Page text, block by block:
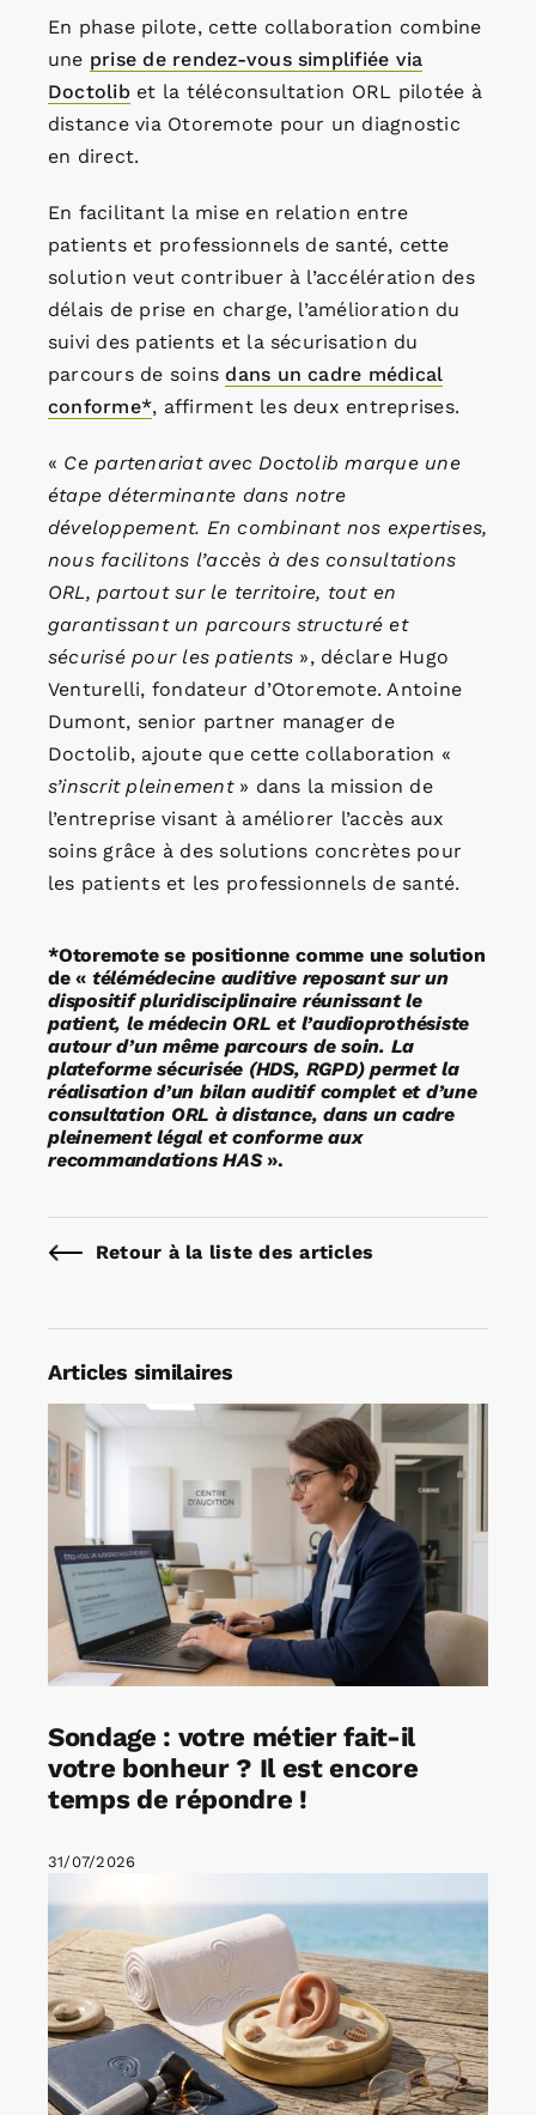
En phase pilote, cette collaboration combine
une prise de rendez-vous simplifiée via
Doctolibet la téléconsultation ORL pilotée à
distance via Otoremote pour un diagnostic
en direct.
En facilitant la mise en relation entre
patients et professionnels de santé, cette
solution veut contribuer à l’accélération des
délais de prise en charge, l’amélioration du
suivi des patients et la sécurisation du
parcours de soins dans un cadre médical
conforme*, affirment les deux entreprises.
« Ce partenariat avec Doctolib marque une
étape déterminante dans notre
développement. En combinant nos expertises,
nous facilitons l’accès à des consultations
ORL, partout sur le territoire, tout en
garantissant un parcours structuré et
sécurisé pour les patients », déclare Hugo
Venturelli, fondateur d’Otoremote. Antoine
Dumont, senior partner manager de
Doctolib, ajoute que cette collaboration «
s’inscrit pleinement» dans la mission de
l’entreprise visant à améliorer l’accès aux
soins grâce à des solutions concrètes pour
les patients et les professionnels de santé.
*Otoremote se positionne comme une solution
de « télémédecine auditive reposant sur un
dispositif pluridisciplinaire réunissant le
patient, le médecin ORL et l’audioprothésiste
autour d’un même parcours de soin. La
plateforme sécurisée (HDS, RGPD) permet la
réalisation d’un bilan auditif complet et d’une
consultation ORL à distance, dans un cadre
pleinement légal et conforme aux
recommandations HAS».
Retour à la liste des articles
Articles similaires
Sondage : votre métier fait-il
votre bonheur ? Il est encore
temps de répondre !
31/07/2026